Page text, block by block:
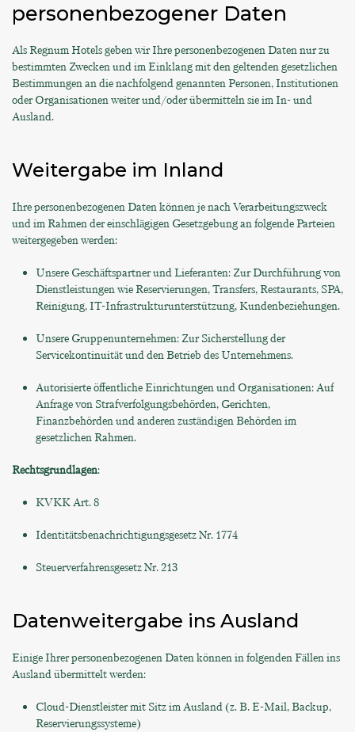
personenbezogener Daten
Als Regnum Hotels geben wir Ihre personenbezogenen Daten nur zu
bestimmten Zwecken und im Einklang mit den geltenden gesetzlichen
Bestimmungen an die nachfolgend genannten Personen, Institutionen
oder Organisationen weiter und/oder übermitteln sie im In- und
Ausland.
Weitergabe im Inland
Ihre personenbezogenen Daten können je nach Verarbeitungszweck
und im Rahmen der einschlägigen Gesetzgebung an folgende Parteien
weitergegeben werden:
Unsere Geschäftspartner und Lieferanten: Zur Durchführung von
Dienstleistungen wie Reservierungen, Transfers, Restaurants, SPA,
Reinigung, IT-Infrastrukturunterstützung, Kundenbeziehungen.
Unsere Gruppenunternehmen: Zur Sicherstellung der
Servicekontinuität und den Betrieb des Unternehmens.
Autorisierte öffentliche Einrichtungen und Organisationen: Auf
Anfrage von Strafverfolgungsbehörden, Gerichten,
Finanzbehörden und anderen zuständigen Behörden im
gesetzlichen Rahmen.
Rechtsgrundlagen:
KVKK Art. 8
Identitätsbenachrichtigungsgesetz Nr. 1774
Steuerverfahrensgesetz Nr. 213
Datenweitergabe ins Ausland
Einige Ihrer personenbezogenen Daten können in folgenden Fällen ins
Ausland übermittelt werden:
Cloud-Dienstleister mit Sitz im Ausland (z. B. E-Mail, Backup,
Reservierungssysteme)